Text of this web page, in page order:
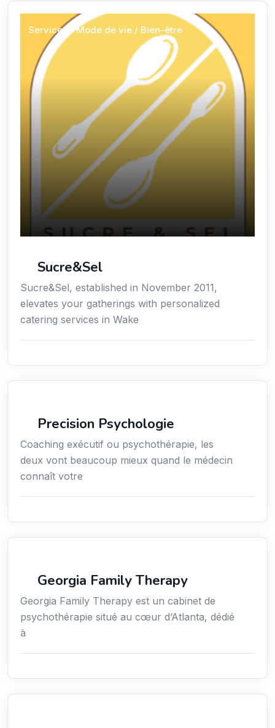
Services / Mode de vie / Bien-être
Sucre&Sel
Sucre&Sel, established in November 2011,
elevates your gatherings with personalized
catering services in Wake
Precision Psychologie
Coaching exécutif ou psychothérapie, les
deux vont beaucoup mieux quand le médecin
connaît votre
Georgia Family Therapy
Georgia Family Therapy est un cabinet de
psychothérapie situé au cœur d’Atlanta, dédié
à